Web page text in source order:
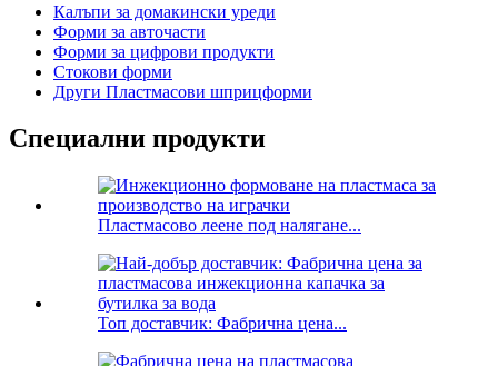
Калъпи за домакински уреди
Форми за авточасти
Форми за цифрови продукти
Стокови форми
Други Пластмасови шприцформи
Специални продукти
Пластмасово леене под налягане...
Топ доставчик: Фабрична цена...